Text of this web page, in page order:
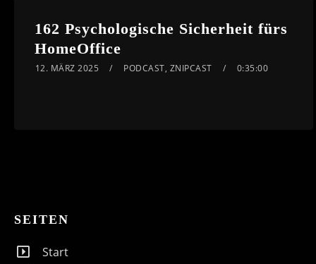
162 Psychologische Sicherheit fürs
HomeOffice
12. MÄRZ 2025 PODCAST, ZNIPCAST 0:35:00
SEITEN
Start